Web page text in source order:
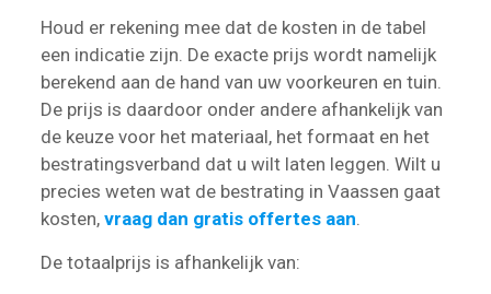
Houd er rekening mee dat de kosten in de tabel
een indicatie zijn. De exacte prijs wordt namelijk
berekend aan de hand van uw voorkeuren en tuin.
De prijs is daardoor onder andere afhankelijk van
de keuze voor het materiaal, het formaat en het
bestratingsverband dat u wilt laten leggen. Wilt u
precies weten wat de bestrating in Vaassen gaat
kosten, vraag dan gratis offertes aan.
De totaalprijs is afhankelijk van: